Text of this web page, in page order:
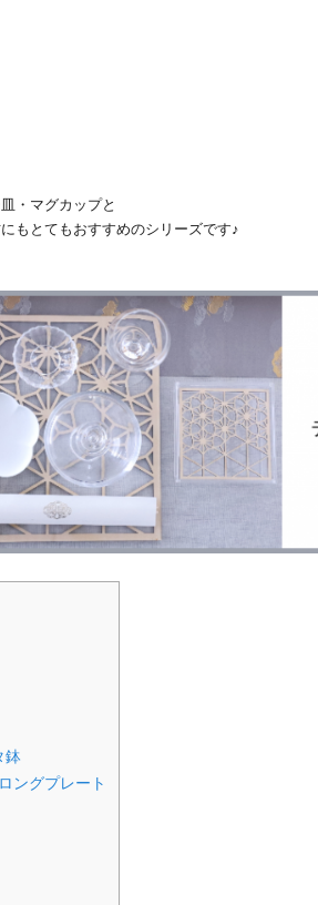
・マグカップと
もとてもおすすめのシリーズです♪
鉢
ングプレート